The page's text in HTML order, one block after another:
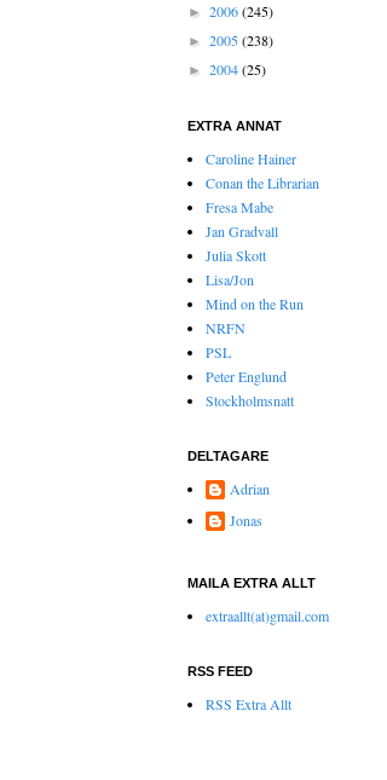
► 2006(245)
► 2005(238)
► 2004(25)
EXTRA ANNAT
Caroline Hainer
Conan the Librarian
Fresa Mabe
Jan Gradvall
Julia Skott
Lisa/Jon
Mind on the Run
NRFN
PSL
Peter Englund
Stockholmsnatt
DELTAGARE
Adrian
Jonas
MAILA EXTRA ALLT
extraallt(at)gmail.com
RSS FEED
RSS Extra Allt